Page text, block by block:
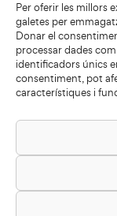
Per oferir les millors
galetes per
Donar el
processar dades
identificadors únics
consentiment, pot
característiques i
Biblioteca
Passeig de la
08500 Vic